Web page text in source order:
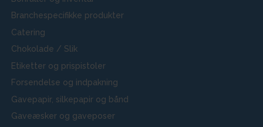
Branchespecifikke produkter
Catering
Chokolade / Slik
Etiketter og prispistoler
Forsendelse og indpakning
Gavepapir, silkepapir og bånd
Gaveæsker og gaveposer